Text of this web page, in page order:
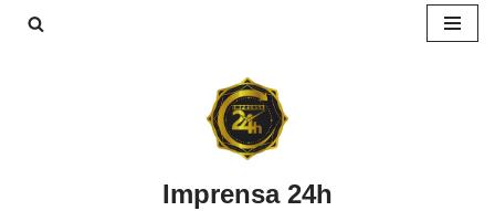
Imprensa 24h